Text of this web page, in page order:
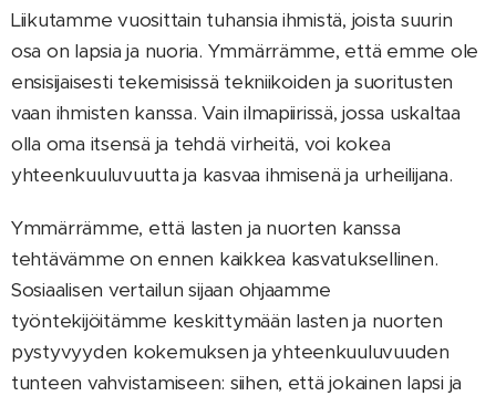
Liikutamme vuosittain tuhansia ihmistä, joista suurin
osa on lapsia ja nuoria. Ymmärrämme, että emme ole
ensisijaisesti tekemisissä tekniikoiden ja suoritusten
vaan ihmisten kanssa. Vain ilmapiirissä, jossa uskaltaa
olla oma itsensä ja tehdä virheitä, voi kokea
yhteenkuuluvuutta ja kasvaa ihmisenä ja urheilijana.
Ymmärrämme, että lasten ja nuorten kanssa
tehtävämme on ennen kaikkea kasvatuksellinen.
Sosiaalisen vertailun sijaan ohjaamme
työntekijöitämme keskittymään lasten ja nuorten
pystyvyyden kokemuksen ja yhteenkuuluvuuden
tunteen vahvistamiseen: siihen, että jokainen lapsi ja